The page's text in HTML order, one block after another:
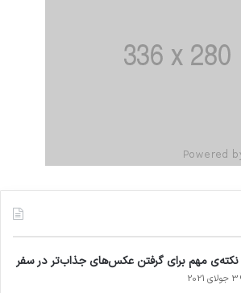
3 جولای 2021